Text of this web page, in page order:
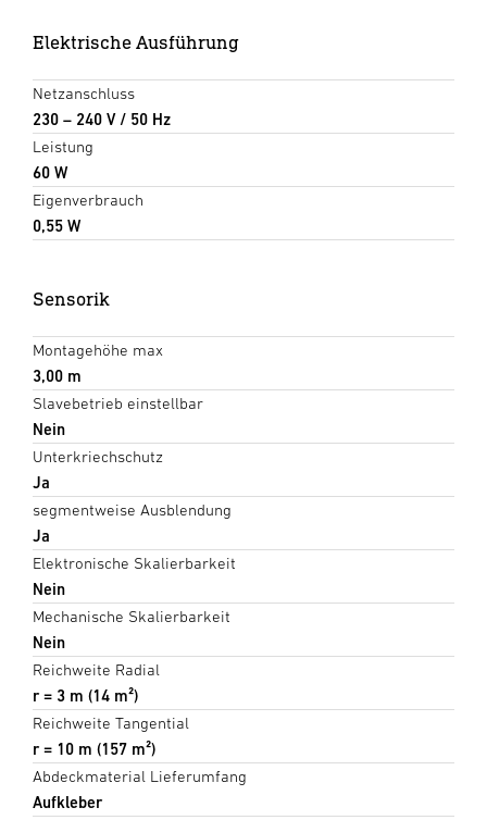
Elektrische Ausführung
Netzanschluss
230 – 240 V / 50 Hz
Leistung
60 W
Eigenverbrauch
0,55 W
Sensorik
Montagehöhe max
3,00 m
Slavebetrieb einstellbar
Nein
Unterkriechschutz
Ja
segmentweise Ausblendung
Ja
Elektronische Skalierbarkeit
Nein
Mechanische Skalierbarkeit
Nein
Reichweite Radial
r = 3 m (14 m²)
Reichweite Tangential
r = 10 m (157 m²)
Abdeckmaterial Lieferumfang
Aufkleber